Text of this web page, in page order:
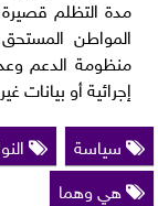
مدة التظلم
المواطن
منظومة الدعم
إجرائية أو بيانات
سياسة
هي وهما